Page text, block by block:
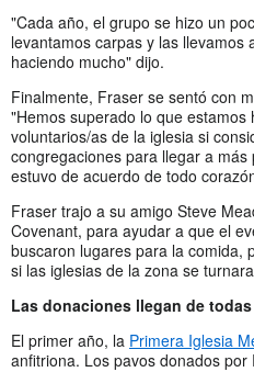
"Cada año, el grupo se hizo un
levantamos carpas y las llevamos
haciendo mucho" dijo.
Finalmente, Fraser se sentó con
"Hemos superado lo que
voluntarios/as de la iglesia si
congregaciones para llegar a
estuvo de acuerdo de todo
Fraser trajo a su amigo Steve
Covenant, para ayudar a que el
buscaron lugares para la comida,
si las iglesias de la zona se
Las donaciones llegan de
El primer año, la Primera Iglesia
anfitriona. Los pavos donados